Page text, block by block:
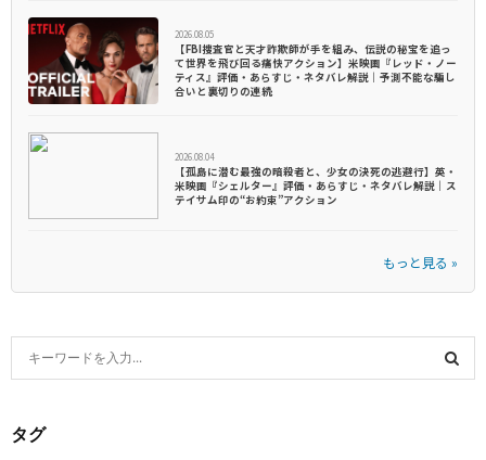
2026.08.05
【FBI捜査官と天才詐欺師が手を組み、伝説の秘宝を追っ
て世界を飛び回る痛快アクション】米映画『レッド・ノー
ティス』評価・あらすじ・ネタバレ解説｜予測不能な騙し
合いと裏切りの連続
2026.08.04
【孤島に潜む最強の暗殺者と、少女の決死の逃避行】英・
米映画『シェルター』評価・あらすじ・ネタバレ解説｜ス
テイサム印の“お約束”アクション
もっと見る »
e
r
タグ